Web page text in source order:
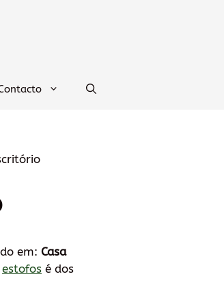
em: Casa
estofos é dos